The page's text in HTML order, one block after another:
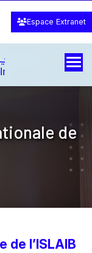
Espace Extranet
de
de l’ISLAIB